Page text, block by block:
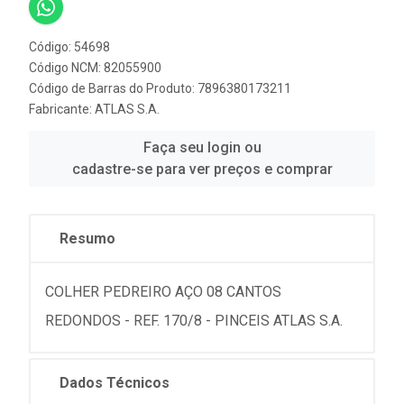
Código: 54698
Código NCM: 82055900
Código de Barras do Produto: 7896380173211
Fabricante: ATLAS S.A.
Faça seu login ou
cadastre-se para ver preços e comprar
Resumo
COLHER PEDREIRO AÇO 08 CANTOS
REDONDOS - REF. 170/8 - PINCEIS ATLAS S.A.
Dados Técnicos